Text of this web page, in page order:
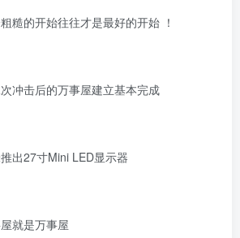
糙的开始往往才是最好的开始 ！
冲击后的万事屋建立基本完成
出27寸Mini LED显示器
就是万事屋